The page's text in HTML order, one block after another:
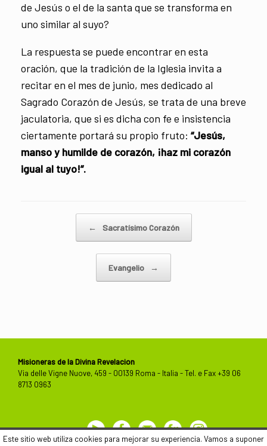
de Jesús o el de la santa que se transforma en
uno similar al suyo?
La respuesta se puede encontrar en esta
oración, que la tradición de la Iglesia invita a
recitar en el mes de junio, mes dedicado al
Sagrado Corazón de Jesús, se trata de una breve
jaculatoria, que si es dicha con fe e insistencia
ciertamente portará su propio fruto: “Jesús,
manso y humilde de corazón, ¡haz mi corazón
igual al tuyo!”.
← Sacratísimo Corazón
Evangelio →
Misioneras de la Divina Revelacion
Via delle Vigne Nuove, 459 - 00139 Roma - Italia - Tel. e Fax +39 06
8713 0963
YoutubeFacebookContactos
Flickr
Este sitio web utiliza cookies para mejorar su experiencia. Vamos a suponer